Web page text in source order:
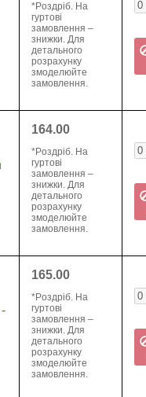
*Pоздріб. На
гуртові
замовлення –
знижки. Для
детального
розрахунку
змоделюйте
замовлення.
164.00
*Pоздріб. На
гуртові
замовлення –
знижки. Для
детального
розрахунку
змоделюйте
замовлення.
165.00
*Pоздріб. На
гуртові
замовлення –
знижки. Для
детального
розрахунку
змоделюйте
замовлення.